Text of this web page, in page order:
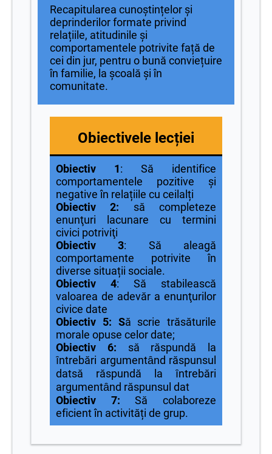
Recapitularea cunoștințelor și
deprinderilor formate privind
relațiile, atitudinile și
comportamentele potrivite față de
cei din jur, pentru o bună conviețuire
în familie, la școală și în
comunitate.
Obiectivele lecției
Obiectiv 1: Să identifice
comportamentele pozitive și
negative în relațiile cu ceilalți
Obiectiv 2: să completeze
enunţuri lacunare cu termini
civici potriviţi
Obiectiv 3: Să aleagă
comportamente potrivite în
diverse situații sociale.
Obiectiv 4: Să stabilească
valoarea de adevăr a enunţurilor
civice date
Obiectiv 5: Să scrie trăsăturile
morale opuse celor date;
Obiectiv 6: să răspundă la
ȋntrebări argumentȃnd răspunsul
datsă răspundă la ȋntrebări
argumentȃnd răspunsul dat
Obiectiv 7:Să colaboreze
eficient în activități de grup.